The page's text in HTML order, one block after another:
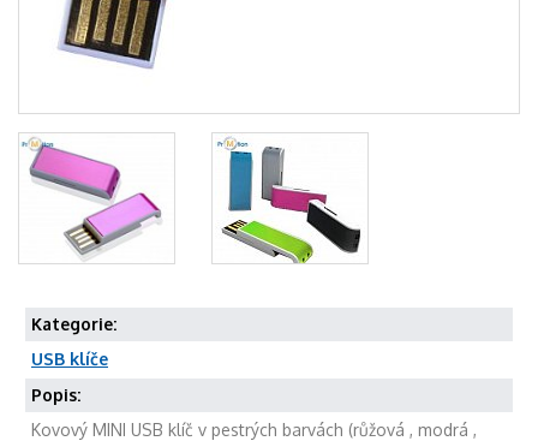
Kategorie:
USB klíče
Popis:
Kovový MINI USB klíč v pestrých barvách (růžová , modrá ,